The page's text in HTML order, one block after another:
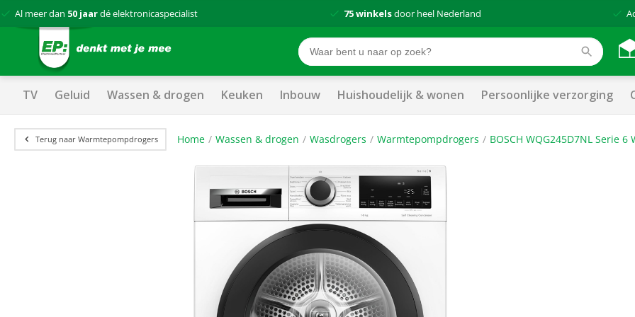
Al meer dan 50 jaardé elektronicaspecialist 75 winkelsdoor heel Nederland
TV Geluid Wassen & drogen Keuken Inbouw Huishoudelijk & wonen Persoonlijke verzorging
Terug naar Warmtepompdrogers Home Wassen & drogen Wasdrogers Warmtepompdrogers BOSCH WQG245D7NL Serie